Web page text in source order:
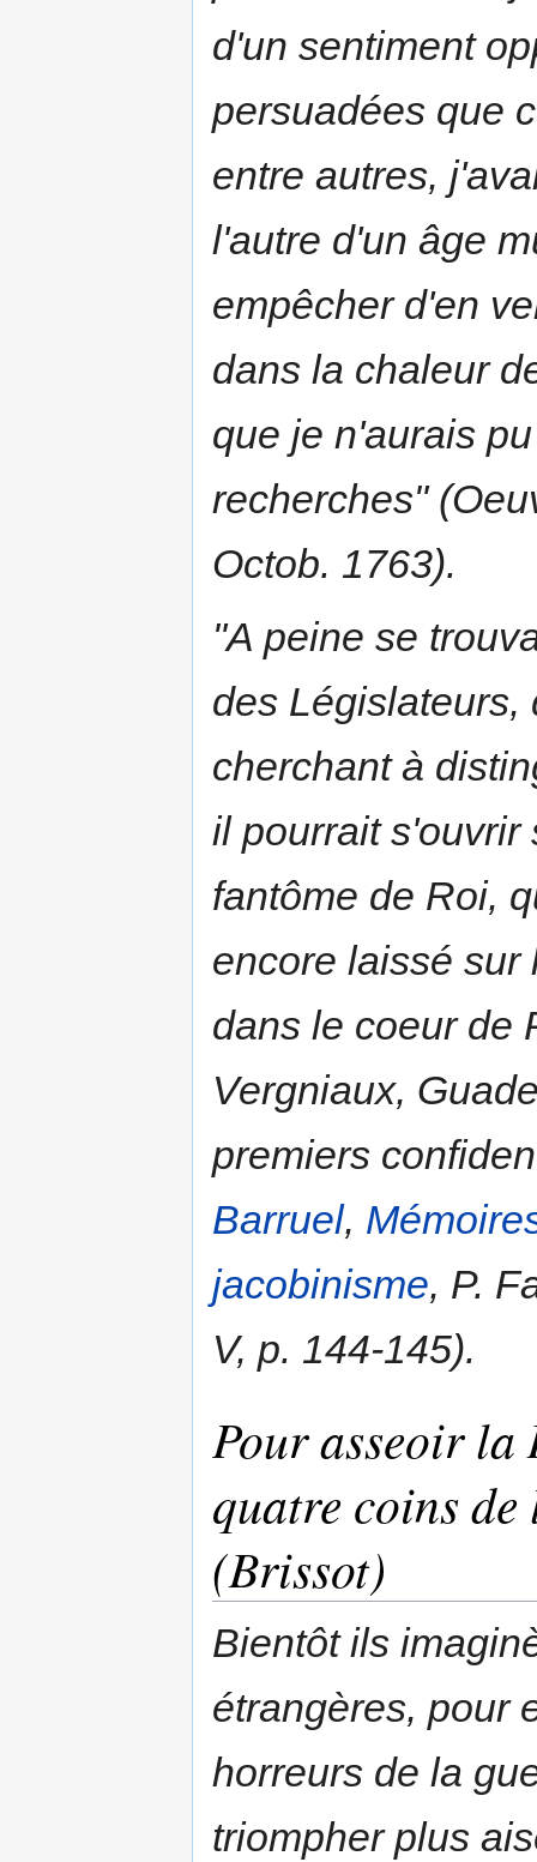
d'un sentiment
persuadées que
entre autres,
l'autre d'un âge
empêcher d'en
dans la chaleur
que je n'aurais
recherches" (
Octob. 1763).
"A peine se
des Législateurs,
cherchant à
il pourrait s'ouvrir
fantôme de Roi,
encore laissé sur
dans le coeur de
Vergniaux,
premiers
Barruel,
jacobinisme, P.
V, p. 144-145).
Pour asseoir
quatre coins
(Brissot)
Bientôt ils
étrangères, pour
horreurs de la
triompher plus